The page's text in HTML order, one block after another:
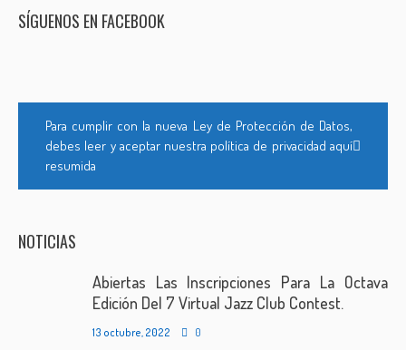
SÍGUENOS EN FACEBOOK
Para cumplir con la nueva Ley de Protección de Datos,
debes leer y aceptar nuestra política de privacidad aquí
resumida
NOTICIAS
Abiertas Las Inscripciones Para La Octava
Edición Del 7 Virtual Jazz Club Contest.
13 octubre, 2022 0